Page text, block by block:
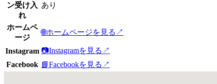
ン受け入
れ
あり
ホームペ
ージ
🌐ホームページを見る ↗
Instagram 📷Instagramを見る ↗
Facebook 📘Facebookを見る ↗